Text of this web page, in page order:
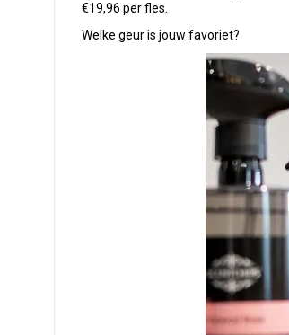
€19,96 per fles.
Welke geur is jouw favoriet?